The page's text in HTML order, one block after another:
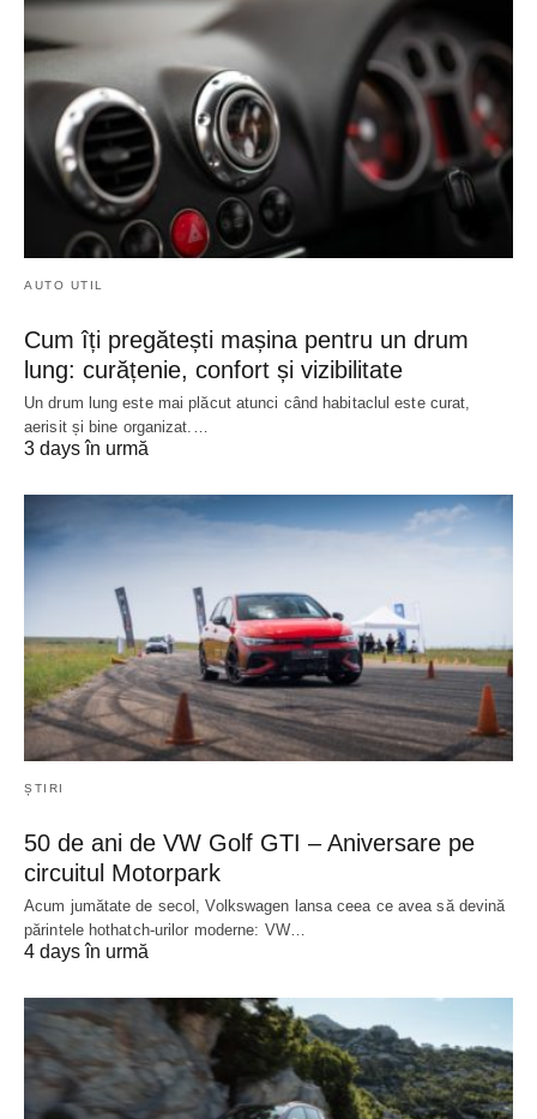
AUTO UTIL
Cum îți pregătești mașina pentru un drum
lung: curățenie, confort și vizibilitate
Un drum lung este mai plăcut atunci când habitaclul este curat,
aerisit și bine organizat.…
3 days în urmă
ȘTIRI
50 de ani de VW Golf GTI – Aniversare pe
circuitul Motorpark
Acum jumătate de secol, Volkswagen lansa ceea ce avea să devină
părintele hothatch-urilor moderne: VW…
4 days în urmă